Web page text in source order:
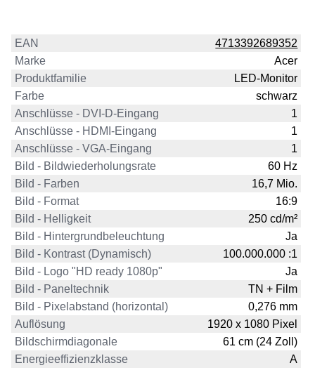
EAN
4713392689352
Marke
Acer
Produktfamilie
LED-Monitor
Farbe
schwarz
Anschlüsse - DVI-D-Eingang
1
Anschlüsse - HDMI-Eingang
1
Anschlüsse - VGA-Eingang
1
Bild - Bildwiederholungsrate
60 Hz
Bild - Farben
16,7 Mio.
Bild - Format
16:9
Bild - Helligkeit
250 cd/m²
Bild - Hintergrundbeleuchtung
Ja
Bild - Kontrast (Dynamisch)
100.000.000 :1
Bild - Logo "HD ready 1080p"
Ja
Bild - Paneltechnik
TN + Film
Bild - Pixelabstand (horizontal)
0,276 mm
Auflösung
1920 x 1080 Pixel
Bildschirmdiagonale
61 cm (24 Zoll)
Energieeffizienzklasse
A